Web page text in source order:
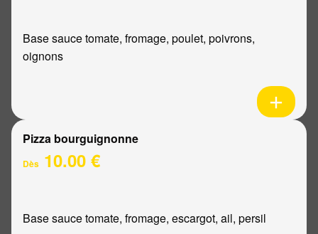
Base sauce tomate, fromage, poulet, poivrons,
oignons
Pizza bourguignonne
Dès 10.00 €
Base sauce tomate, fromage, escargot, ail, persil